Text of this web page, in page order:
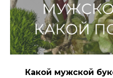
Какой мужской